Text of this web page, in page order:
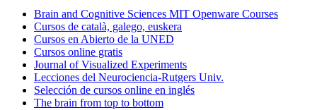
Brain and Cognitive Sciences MIT Openware Courses
Cursos de català, galego, euskera
Cursos en Abierto de la UNED
Cursos online gratis
Journal of Visualized Experiments
Lecciones del Neurociencia-Rutgers Univ.
Selección de cursos online en inglés
The brain from top to bottom